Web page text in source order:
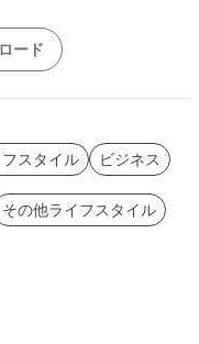
ード
スタイル ビジネス
その他ライフスタイル